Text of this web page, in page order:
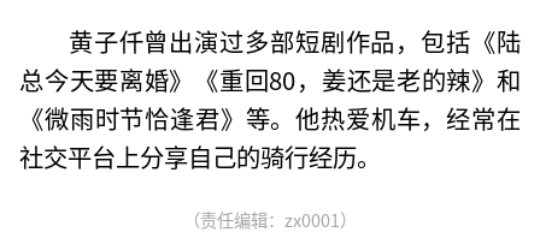
黄子仟曾出演过多部短剧作品，包括《陆
总今天要离婚》《重回80，姜还是老的辣》和
《微雨时节恰逢君》等。他热爱机车，经常在
社交平台上分享自己的骑行经历。
（责任编辑：zx0001）